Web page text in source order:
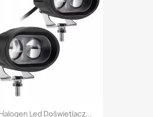
Led Doświetlacz...